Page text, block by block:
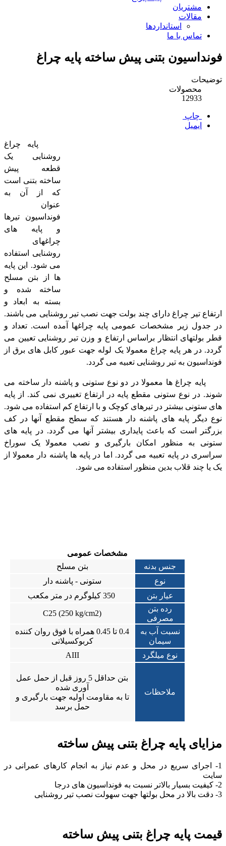
مشتریان
مقالات
استانداردها
تماس با ما
فونداسیون بتنی پیش ساخته پایه چراغ
توضیحات
محصولات
12933
چاپ
ایمیل
پایه چراغ
روشنایی یک
قطعه پیش
ساخته بتنی است
که از آن به
عنوان
فونداسیون تیرها
و پایه های
چراغهای
روشنایی استفاده
می شود. این پایه
ها از بتن مسلح
ساخته شده و
بسته به ابعاد و
ارتفاع تیر چراغ دارای چند بولت جهت نصب تیر روشنایی می باشند.
در جدول زیر مشخصات عمومی پایه چراغها آمده است. تعداد و
قطر بولتهای انتظار براساس ارتفاع و وزن تیر روشنایی تعیین می
گردد. در هر پایه چراغ معمولا یک لوله جهت عبور کابل های برق از
فونداسیون به تیر روشنایی تعبیه می گردد.
پایه چراغ ها معمولا در دو نوع ستونی و پاشنه دار ساخته می
شوند. در نوع ستونی مقطع پایه در ارتفاع تغییری نمی کند. از پایه
های ستونی بیشتر در تیرهای کوچک و با ارتفاع کم استفاده می شود.
نوع دیگر پایه های پاشنه دار هستند که سطح مقطع آنها در کف
بزرگتر است که باعث پایداری بیشتر آنها می گردد. در پایه های
ستونی به منظور امکان بارگیری و نصب معمولا یک سوراخ
سراسری در پایه تعبیه می گردد. اما در پایه ها پاشنه دار معمولا از
یک یا چند قلاب بدین منظور استفاده می شود.
مشخصات عمومی
جنس بدنه
بتن مسلح
نوع
ستونی - پاشنه دار
عیار بتن
350 کیلوگرم در متر مکعب
رده بتن
مصرفی
(C25 (250 kg/cm2
نسبت آب به
سیمان
0.4 تا 0.45 همراه با فوق روان کننده
کربوکسیلاتی
نوع میلگرد
AIII
ملاحظات
بتن حداقل 5 روز قبل از حمل عمل
آوری شده
تا به مقاومت اولیه جهت بارگیری و
حمل برسد
مزایای پایه چراغ بتنی پیش ساخته
1- اجرای سریع در محل و عدم نیاز به انجام کارهای عمرانی در
سایت
2- کیفیت بسیار بالاتر نسبت به فونداسیون های درجا
3- دقت بالا در محل بولتها جهت سهولت نصب تیر روشنایی
قیمت پایه چراغ بتنی پیش ساخته